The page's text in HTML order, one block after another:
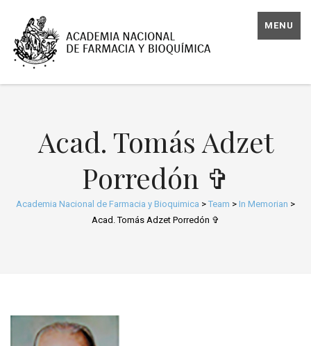
MENU
Acad. Tomás Adzet
Porredón ✞
Academia Nacional de Farmacia y Bioquimica > Team > In Memorian >
Acad. Tomás Adzet Porredón ✞